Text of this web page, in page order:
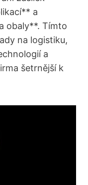
a
obaly**. Tímto‌
na logistiku,
a
šetrnější k